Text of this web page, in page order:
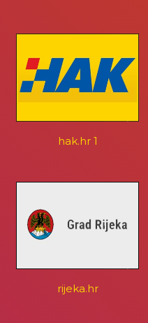
hak.hr 1
rijeka.hr